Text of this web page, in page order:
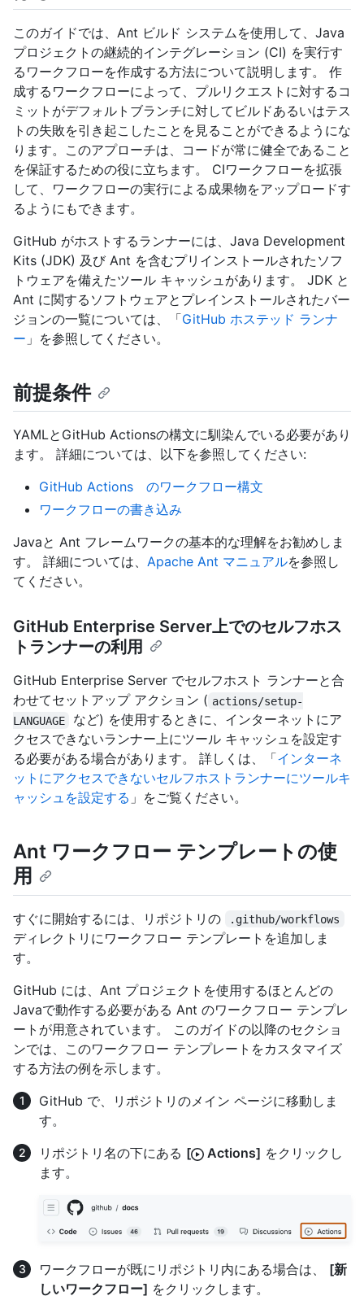
このガイドでは、Ant ビルド システムを使用して、Java
プロジェクトの継続的インテグレーション (CI) を実行す
るワークフローを作成する方法について説明します。 作
成するワークフローによって、プルリクエストに対するコ
ミットがデフォルトブランチに対してビルドあるいはテス
トの失敗を引き起こしたことを見ることができるようにな
ります。このアプローチは、コードが常に健全であること
を保証するための役に立ちます。 CIワークフローを拡張
して、ワークフローの実行による成果物をアップロードす
るようにもできます。
GitHub がホストするランナーには、Java Development
Kits (JDK) 及び Ant を含むプリインストールされたソフ
トウェアを備えたツール キャッシュがあります。 JDK と
Ant に関するソフトウェアとプレインストールされたバー
ジョンの一覧については、「GitHub ホステッド ランナ
ー 」を参照してください。
前提条件
YAMLとGitHub Actionsの構文に馴染んでいる必要があり
ます。 詳細については、以下を参照してください:
GitHub Actions のワークフロー構文
ワークフローの書き込み
Javaと Ant フレームワークの基本的な理解をお勧めしま
す。 詳細については、 Apache Ant マニュアルを参照し
てください。
GitHub Enterprise Server上でのセルフホス
トランナーの利用
GitHub Enterprise Server でセルフホスト ランナーと合
わせてセットアップ アクション ( actions/setup-
LANGUAGE
など) を使用するときに、インターネットにア
クセスできないランナー上にツール キャッシュを設定す
る必要がある場合があります。 詳しくは、「インターネ
ットにアクセスできないセルフホストランナーにツールキ
ャッシュを設定する 」をご覧ください。
Ant ワークフロー テンプレートの使
用
すぐに開始するには、リポジトリの .github/workflows
ディレクトリにワークフロー テンプレートを追加しま
す。
GitHub には、Ant プロジェクトを使用するほとんどの
Javaで動作する必要がある Ant のワークフロー テンプレ
ートが用意されています。 このガイドの以降のセクショ
ンでは、このワークフロー テンプレートをカスタマイズ
する方法の例を示します。
GitHub で、リポジトリのメイン ページに移動しま
す。
リポジトリ名の下にある [ Actions] をクリックし
ます。
ワークフローが既にリポジトリ内にある場合は、 [新
しいワークフロー] をクリックします。